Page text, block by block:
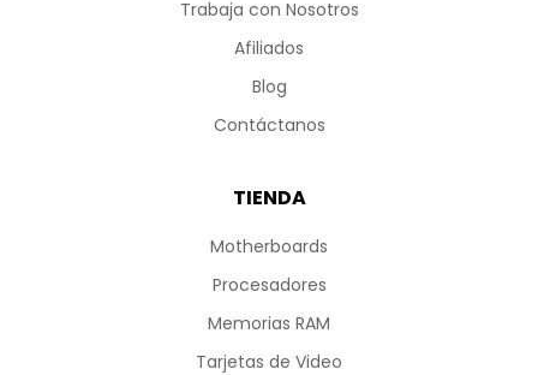
Trabaja con Nosotros
Afiliados
Blog
Contáctanos
TIENDA
Motherboards
Procesadores
Memorias RAM
Tarjetas de Video